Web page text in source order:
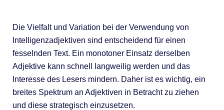
Die Vielfalt und Variation bei der Verwendung von
Intelligenzadjektiven sind entscheidend für einen
fesselnden Text. Ein monotoner Einsatz derselben
Adjektive kann schnell langweilig werden und das
Interesse des Lesers mindern. Daher ist es wichtig, ein
breites Spektrum an Adjektiven in Betracht zu ziehen
und diese strategisch einzusetzen.